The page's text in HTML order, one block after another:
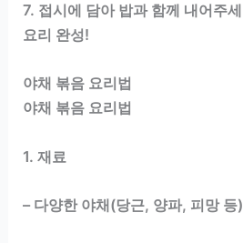
7. 접시에 담아 밥과 함께 내어주
요리 완성!
야채 볶음 요리법
야채 볶음 요리법
1. 재료
– 다양한 야채(당근, 양파, 피망 등